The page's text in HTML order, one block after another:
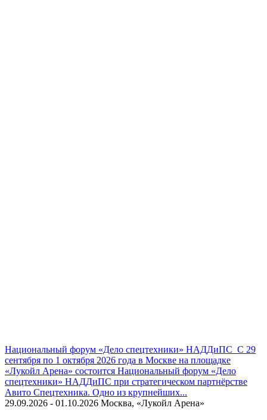
Национальный форум «Дело спецтехники» НАДДиПС С 29
сентября по 1 октября 2026 года в Москве на площадке
«Лукойл Арена» состоится Национальный форум «Дело
спецтехники» НАДДиПС при стратегическом партнёрстве
Авито Спецтехника. Одно из крупнейших...
29.09.2026 - 01.10.2026 Москва, «Лукойл Арена»